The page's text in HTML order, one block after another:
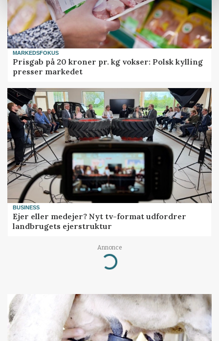
MARKEDSFOKUS
Prisgab på 20 kroner pr. kg vokser: Polsk kylling
presser markedet
BUSINESS
Ejer eller medejer? Nyt tv-format udfordrer
landbrugets ejerstruktur
Annonce
Loading...